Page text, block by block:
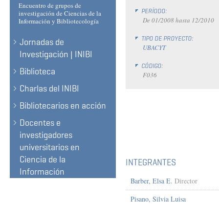
Encuentro de grupos de
investigación de Ciencias de la
Información y Bibliotecología
Jornadas de
Investigación | INIBI
Biblioteca
Charlas del INIBI
Bibliotecarios en acción
Docentes e
investigadores
universitarios en
Ciencia de la
Información
PERÍODO:
De 01/2008hasta 12/2010
TIPO DE PROYECTO:
UBACYT
CÓDIGO:
F036
INTEGRANTES
Barber, Elsa E. Director
Pisano, Silvia Luisa